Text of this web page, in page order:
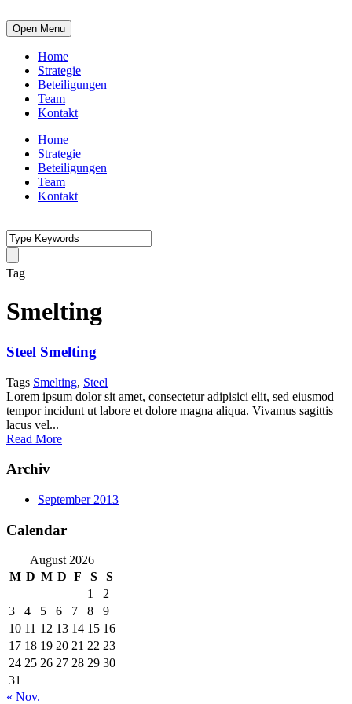
Open Menu
Home
Strategie
Beteiligungen
Team
Kontakt
Home
Strategie
Beteiligungen
Team
Kontakt
Tag
Smelting
Steel Smelting
Tags Smelting, Steel
Lorem ipsum dolor sit amet, consectetur adipisici elit, sed eiusmod
tempor incidunt ut labore et dolore magna aliqua. Vivamus sagittis
lacus vel...
Read More
Archiv
September 2013
Calendar
August 2026
M D M D F S
S
1
2
3
4 5 6 7 8
9
10 11 12 13 14 15 16
17 18 19 20 21 22 23
24 25 26 27 28 29 30
31
« Nov.